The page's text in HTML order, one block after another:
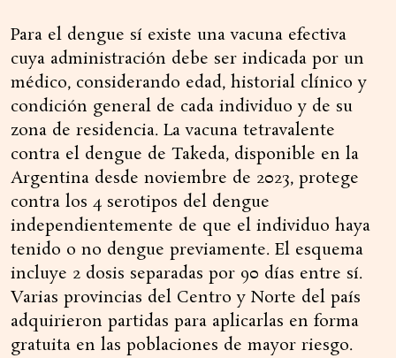
Para el dengue sí existe una vacuna efectiva
cuya administración debe ser indicada por un
médico, considerando edad, historial clínico y
condición general de cada individuo y de su
zona de residencia. La vacuna tetravalente
contra el dengue de Takeda, disponible en la
Argentina desde noviembre de 2023, protege
contra los 4 serotipos del dengue
independientemente de que el individuo haya
tenido o no dengue previamente. El esquema
incluye 2 dosis separadas por 90 días entre sí.
Varias provincias del Centro y Norte del país
adquirieron partidas para aplicarlas en forma
gratuita en las poblaciones de mayor riesgo.